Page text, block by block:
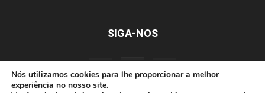
SIGA-NOS
Nós utilizamos cookies para lhe proporcionar a melhor
experiência no nosso site.